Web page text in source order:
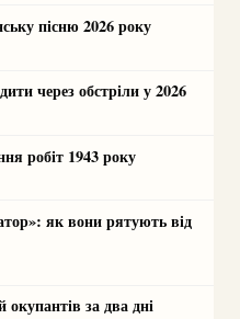
пісню 2026 року
через обстріли у 2026
робіт 1943 року
як вони рятують від
за два дні